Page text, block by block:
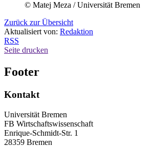
© Matej Meza / Universität Bremen
Zurück zur Übersicht
Aktualisiert von: Redaktion
RSS
Seite drucken
Footer
Kontakt
Universität Bremen
FB Wirtschaftswissenschaft
Enrique-Schmidt-Str. 1
28359 Bremen